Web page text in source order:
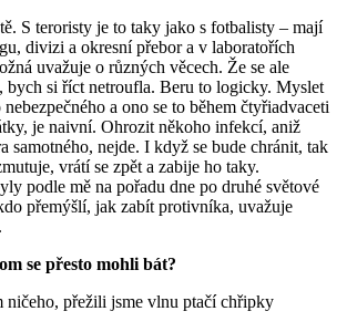
S teroristy je to taky jako s fotbalisty – mají
divizi a okresní přebor a v laboratořích
uvažuje o různých věcech. Že se ale
si říct netroufla. Beru to logicky. Myslet
a ono se to během čtyřiadvaceti
je naivní. Ohrozit někoho infekcí, aniž
samotného, nejde. I když se bude chránit, tak
vrátí se zpět a zabije ho taky.
podle mě na pořadu dne po druhé světové
přemýšlí, jak zabít protivníka, uvažuje
se přesto mohli bát?
ničeho, přežili jsme vlnu ptačí chřipky